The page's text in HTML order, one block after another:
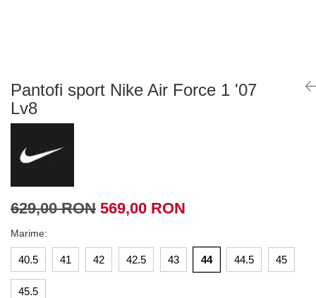
Pantaloni scurti Copii
Accesorii
Ingrijire incaltaminte
Sepci
Genti si borsete
Pantofi sport Nike Air Force 1 '07
Lv8
629,00 RON 569,00 RON
Marime:
40.5 41 42 42.5 43 44 44.5 45
45.5